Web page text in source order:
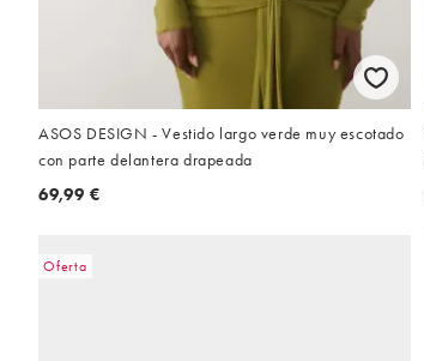
ASOS DESIGN - Vestido largo verde muy escotado
con parte delantera drapeada
69,99 €
Oferta